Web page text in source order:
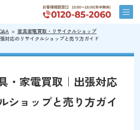
家具家電買取・リサイクルショップ
対応のリサイクルショップと売り方ガイド
・家電買取｜出張対応
ショップと売り方ガイ